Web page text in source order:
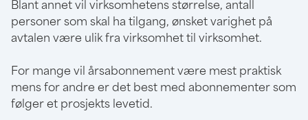
Blant annet vil virksomhetens størrelse, antall
personer som skal ha tilgang, ønsket varighet på
avtalen være ulik fra virksomhet til virksomhet.
For mange vil årsabonnement være mest praktisk
mens for andre er det best med abonnementer som
følger et prosjekts levetid.